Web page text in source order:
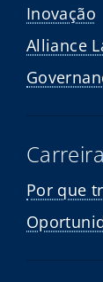
Inovação
Alliance
Por que